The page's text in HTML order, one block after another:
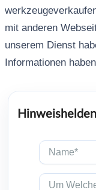
mit anderen
unserem Dienst
Informationen